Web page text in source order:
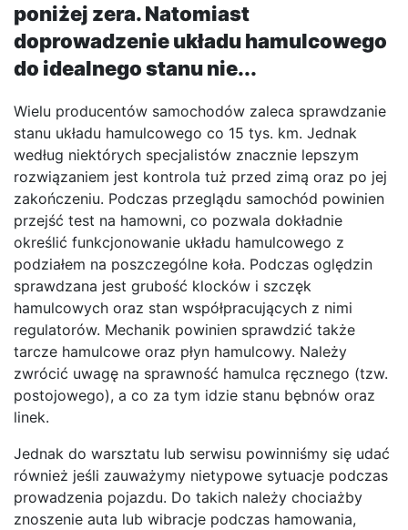
poniżej zera. Natomiast
doprowadzenie układu hamulcowego
do idealnego stanu nie...
Wielu producentów samochodów zaleca sprawdzanie
stanu układu hamulcowego co 15 tys. km. Jednak
według niektórych specjalistów znacznie lepszym
rozwiązaniem jest kontrola tuż przed zimą oraz po jej
zakończeniu. Podczas przeglądu samochód powinien
przejść test na hamowni, co pozwala dokładnie
określić funkcjonowanie układu hamulcowego z
podziałem na poszczególne koła. Podczas oględzin
sprawdzana jest grubość klocków i szczęk
hamulcowych oraz stan współpracujących z nimi
regulatorów. Mechanik powinien sprawdzić także
tarcze hamulcowe oraz płyn hamulcowy. Należy
zwrócić uwagę na sprawność hamulca ręcznego (tzw.
postojowego), a co za tym idzie stanu bębnów oraz
linek.
Jednak do warsztatu lub serwisu powinniśmy się udać
również jeśli zauważymy nietypowe sytuacje podczas
prowadzenia pojazdu. Do takich należy chociażby
znoszenie auta lub wibracje podczas hamowania,